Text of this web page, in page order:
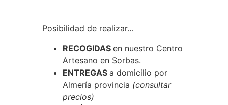
Posibilidad de realizar…
RECOGIDAS en nuestro Centro
Artesano en Sorbas.
ENTREGAS a domicilio por
Almería provincia (consultar
precios)